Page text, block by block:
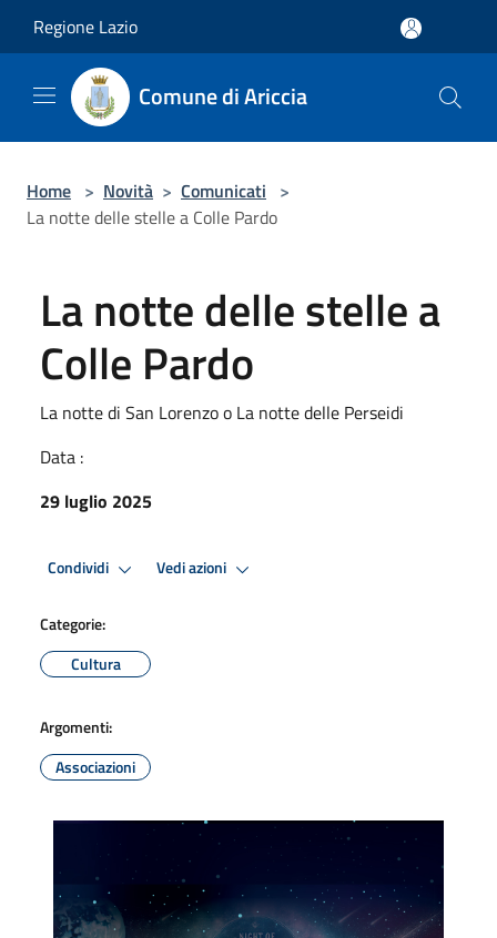
Regione Lazio
Comune di Ariccia
Home > Novità > Comunicati >
La notte delle stelle a Colle Pardo
La notte delle stelle a
Colle Pardo
La notte di San Lorenzo o La notte delle Perseidi
Data :
29 luglio 2025
Condividi Vedi azioni
Categorie:
Cultura
Argomenti:
Associazioni